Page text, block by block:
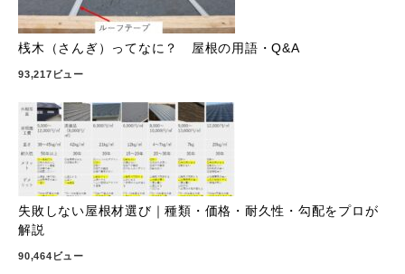
桟木（さんぎ）ってなに？ 屋根の用語・Q&A
93,217ビュー
失敗しない屋根材選び｜種類・価格・耐久性・勾配をプロが
解説
90,464ビュー